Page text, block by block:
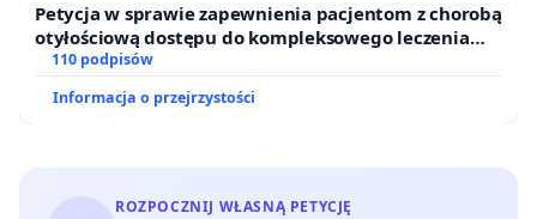
Petycja w sprawie zapewnienia pacjentom z chorobą
otyłościową dostępu do kompleksowego leczenia
oraz programów profilaktycznych.
110 podpisów
Informacja o przejrzystości
ROZPOCZNIJ WŁASNĄ PETYCJĘ